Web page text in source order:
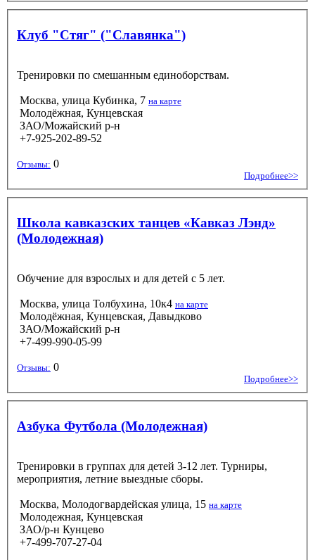
Клуб "Стяг" ("Славянка")
Тренировки по смешанным единоборствам.
Москва, улица Кубинка, 7 на карте
Молодёжная, Кунцевская
ЗАО/Можайский р-н
+7-925-202-89-52
Отзывы: 0
Подробнее>>
Школа кавказских танцев «Кавказ Лэнд»
(Молодежная)
Обучение для взрослых и для детей с 5 лет.
Москва, улица Толбухина, 10к4 на карте
Молодёжная, Кунцевская, Давыдково
ЗАО/Можайский р-н
+7-499-990-05-99
Отзывы: 0
Подробнее>>
Азбука Футбола (Молодежная)
Тренировки в группах для детей 3-12 лет. Турниры,
мероприятия, летние выездные сборы.
Москва, Молодогвардейская улица, 15 на карте
Молодежная, Кунцевская
ЗАО/р-н Кунцево
+7-499-707-27-04